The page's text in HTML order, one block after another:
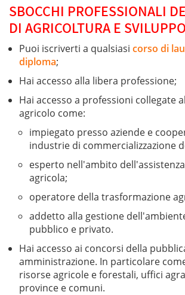
SBOCCHI PROFESSIONALI
DI AGRICOLTURA E
Puoi iscriverti a qualsiasi corso di
diploma;
Hai accesso alla libera professione;
Hai accesso a professioni collegate
agricolo come:
impiegato presso aziende e
industrie di commercializzazione
esperto nell'ambito
agricola;
operatore della trasformazione
addetto alla gestione
pubblico e privato.
Hai accesso ai concorsi della
amministrazione. In particolare
risorse agricole e forestali, uffici
province e comuni.